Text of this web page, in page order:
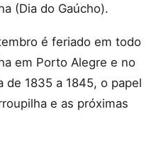
(Dia do Gaúcho).
é feriado em todo
em Porto Alegre e no
de 1835 a 1845, o papel
e as próximas